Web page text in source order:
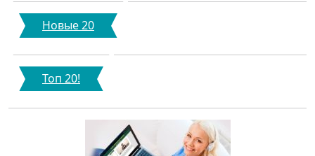
Новые 20
Топ 20!